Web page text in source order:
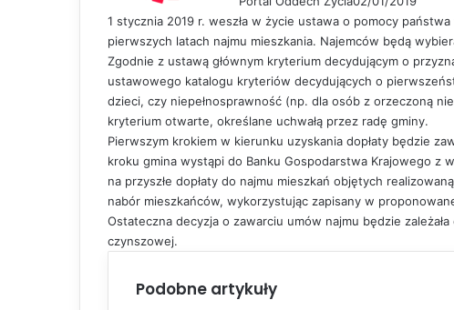
1 stycznia 2019 r. weszła w życie ustawa o pomocy
pierwszych latach najmu mieszkania. Najemców będą
Zgodnie z ustawą głównym kryterium decydującym o
ustawowego katalogu kryteriów decydujących o
dzieci, czy niepełnosprawność (np. dla osób z orzeczoną
kryterium otwarte, określane uchwałą przez radę gminy.
Pierwszym krokiem w kierunku uzyskania dopłaty będzie
kroku gmina wystąpi do Banku Gospodarstwa Krajowego z
na przyszłe dopłaty do najmu mieszkań objętych
nabór mieszkańców, wykorzystując zapisany w
Ostateczna decyzja o zawarciu umów najmu będzie
czynszowej.
Podobne artykuły